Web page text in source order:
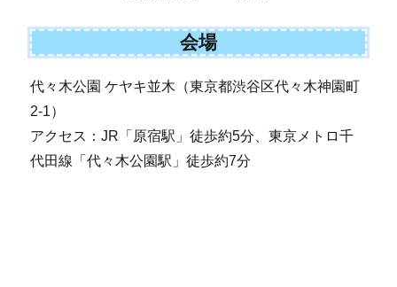
会場
代々木公園 ケヤキ並木（東京都渋谷区代々木神園町
2-1）
アクセス：JR「原宿駅」徒歩約5分、東京メトロ千
代田線「代々木公園駅」徒歩約7分